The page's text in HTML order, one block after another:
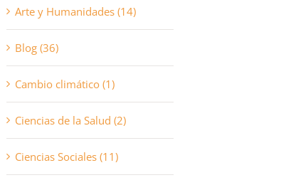
Arte y Humanidades (14)
Blog (36)
Cambio climático (1)
Ciencias de la Salud (2)
Ciencias Sociales (11)